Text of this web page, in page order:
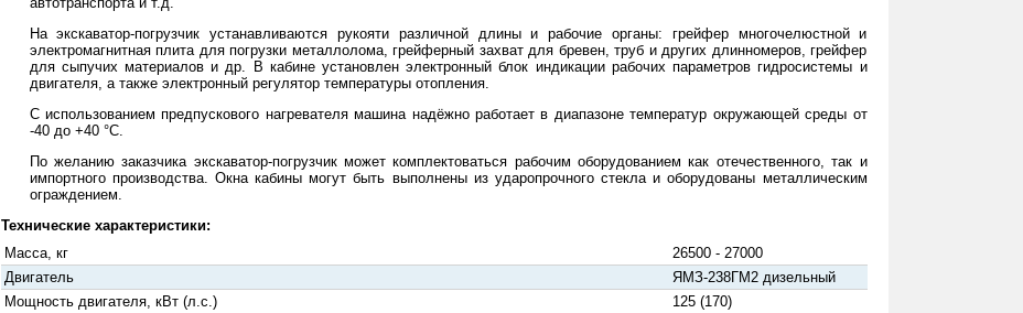
На экскаватор-погрузчик устанавливаются рукояти различной длины и рабочие органы: грейфер многочелюстной и
электромагнитная плита для погрузки металлолома, грейферный захват для бревен, труб и других длинномеров, грейфер
для сыпучих материалов и др. В кабине установлен электронный блок индикации рабочих параметров гидросистемы и
двигателя, а также электронный регулятор температуры отопления.
С использованием предпускового нагревателя машина надёжно работает в диапазоне температур окружающей среды от
-40 до +40 °С.
По желанию заказчика экскаватор-погрузчик может комплектоваться рабочим оборудованием как отечественного, так и
импортного производства. Окна кабины могут быть выполнены из ударопрочного стекла и оборудованы металлическим
ограждением.
Технические характеристики:
Масса, кг
26500 - 27000
Двигатель
ЯМЗ-238ГМ2 дизельный
Мощность двигателя, кВт (л.с.)
125 (170)